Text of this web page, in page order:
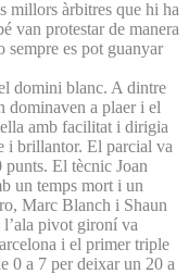
millors àrbitres que hi ha
van protestar de manera
sempre es pot guanyar
domini blanc. A dintre
dominaven a plaer i el
amb facilitat i dirigia
i brillantor. El parcial va
punts. El tècnic Joan
un temps mort i un
Marc Blanch i Shaun
pivot gironí va
i el primer triple
0 a 7 per deixar un 20 a